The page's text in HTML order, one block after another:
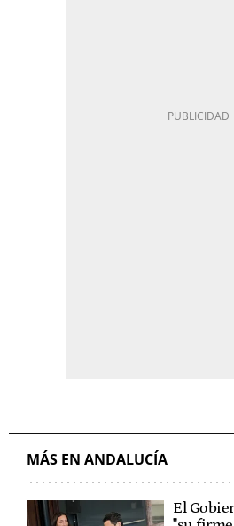
MÁS EN ANDALUCÍA
El